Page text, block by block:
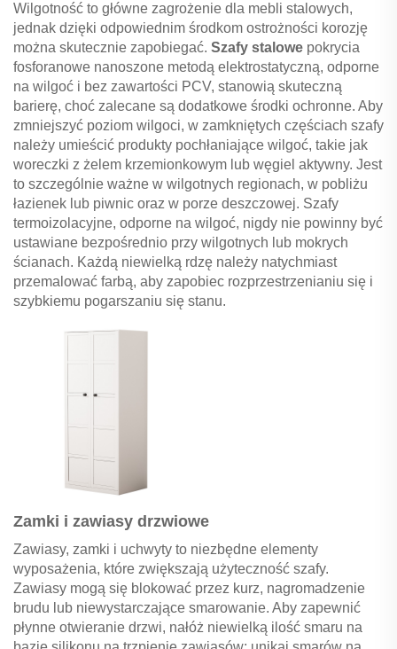
Wilgotność to główne zagrożenie dla mebli stalowych,
jednak dzięki odpowiednim środkom ostrożności korozję
można skutecznie zapobiegać. Szafy stalowe pokrycia
fosforanowe nanoszone metodą elektrostatyczną, odporne
na wilgoć i bez zawartości PCV, stanowią skuteczną
barierę, choć zalecane są dodatkowe środki ochronne. Aby
zmniejszyć poziom wilgoci, w zamkniętych częściach szafy
należy umieścić produkty pochłaniające wilgoć, takie jak
woreczki z żelem krzemionkowym lub węgiel aktywny. Jest
to szczególnie ważne w wilgotnych regionach, w pobliżu
łazienek lub piwnic oraz w porze deszczowej. Szafy
termoizolacyjne, odporne na wilgoć, nigdy nie powinny być
ustawiane bezpośrednio przy wilgotnych lub mokrych
ścianach. Każdą niewielką rdzę należy natychmiast
przemalować farbą, aby zapobiec rozprzestrzenianiu się i
szybkiemu pogarszaniu się stanu.
Zamki i zawiasy drzwiowe
Zawiasy, zamki i uchwyty to niezbędne elementy
wyposażenia, które zwiększają użyteczność szafy.
Zawiasy mogą się blokować przez kurz, nagromadzenie
brudu lub niewystarczające smarowanie. Aby zapewnić
płynne otwieranie drzwi, nałóż niewielką ilość smaru na